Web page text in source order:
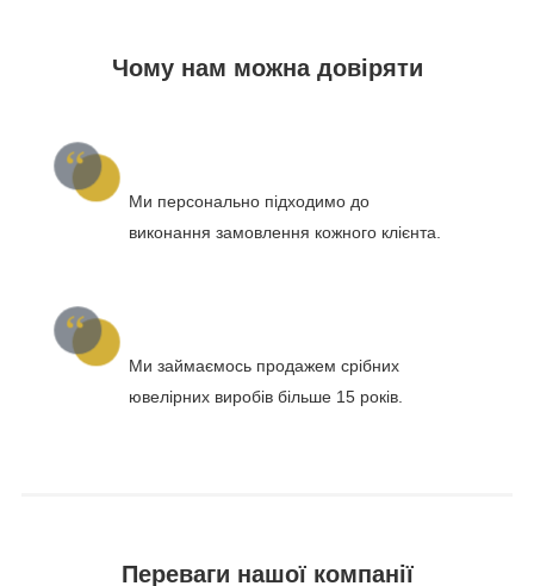
Чому нам можна довіряти
Ми персонально підходимо до
виконання замовлення кожного клієнта.
Ми займаємось продажем срібних
ювелірних виробів більше 15 років.
Переваги нашої компанії